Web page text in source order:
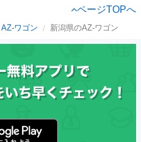
ページTOPへ
AZ-ワゴン 新潟県のAZ-ワゴン